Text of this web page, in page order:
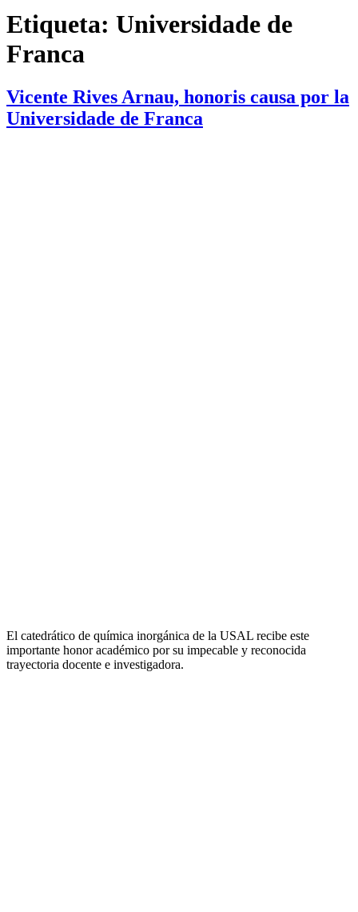
Etiqueta: Universidade de
Franca
Vicente Rives Arnau, honoris causa por la
Universidade de Franca
El catedrático de química inorgánica de la USAL recibe este
importante honor académico por su impecable y reconocida
trayectoria docente e investigadora.